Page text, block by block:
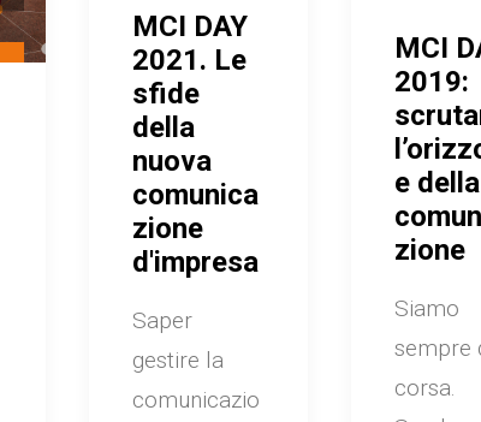
MCI DAY
2021. Le
sfide
della
nuova
comunica
zione
d'impresa
Saper
gestire la
comunicazio
MCI
2019:
e della
zione
Siamo
sempre
corsa.